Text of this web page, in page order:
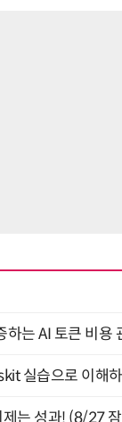
하는 AI 토큰 비용
실습으로 이해
제는 성과! (8/27